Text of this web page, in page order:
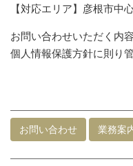
【対応エリア】彦根市中
お問い合わせいただく内
個人情報保護方針に則り
お問い合わせ 業務案